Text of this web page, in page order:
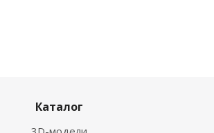
Каталог